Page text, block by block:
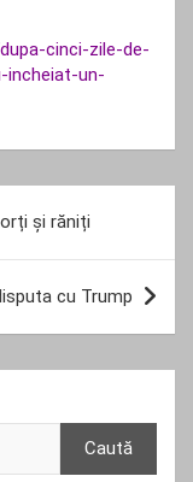
cinci-zile-de-
incheiat-un-
și răniți
cu Trump
Caută